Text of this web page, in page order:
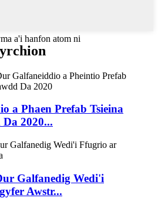
a'i hanfon atom ni
a Phaen Prefab Tsieina
2020...
Galfanedig Wedi'i
Awstr...